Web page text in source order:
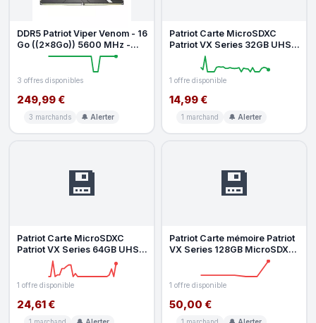
DDR5 Patriot Viper Venom - 16
Go ((2x8Go)) 5600 MHz -
CAS 40
3 offres disponibles
249,99 €
3 marchands 🔔 Alerter
Patriot Carte MicroSDXC
Patriot VX Series 32GB UHS-I
Classe 10 U3 V30 90MB s
1 offre disponible
14,99 €
1 marchand 🔔 Alerter
💾
Patriot Carte MicroSDXC
Patriot VX Series 64GB UHS-I
Classe 10 90MB s 80MB s
1 offre disponible
24,61 €
💾
Patriot Carte mémoire Patriot
VX Series 128GB MicroSDXC
UHS-I U3 V30 90Mo s 80Mo
1 offre disponible
50,00 €